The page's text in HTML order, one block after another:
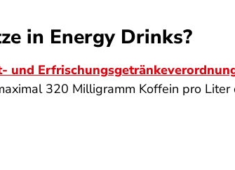
in Energy Drinks?
und
320 Milligramm Koffein pro